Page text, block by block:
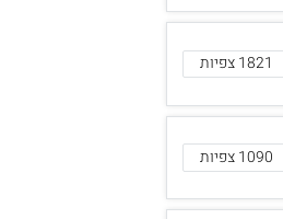
1821 צפיות
1090 צפיות